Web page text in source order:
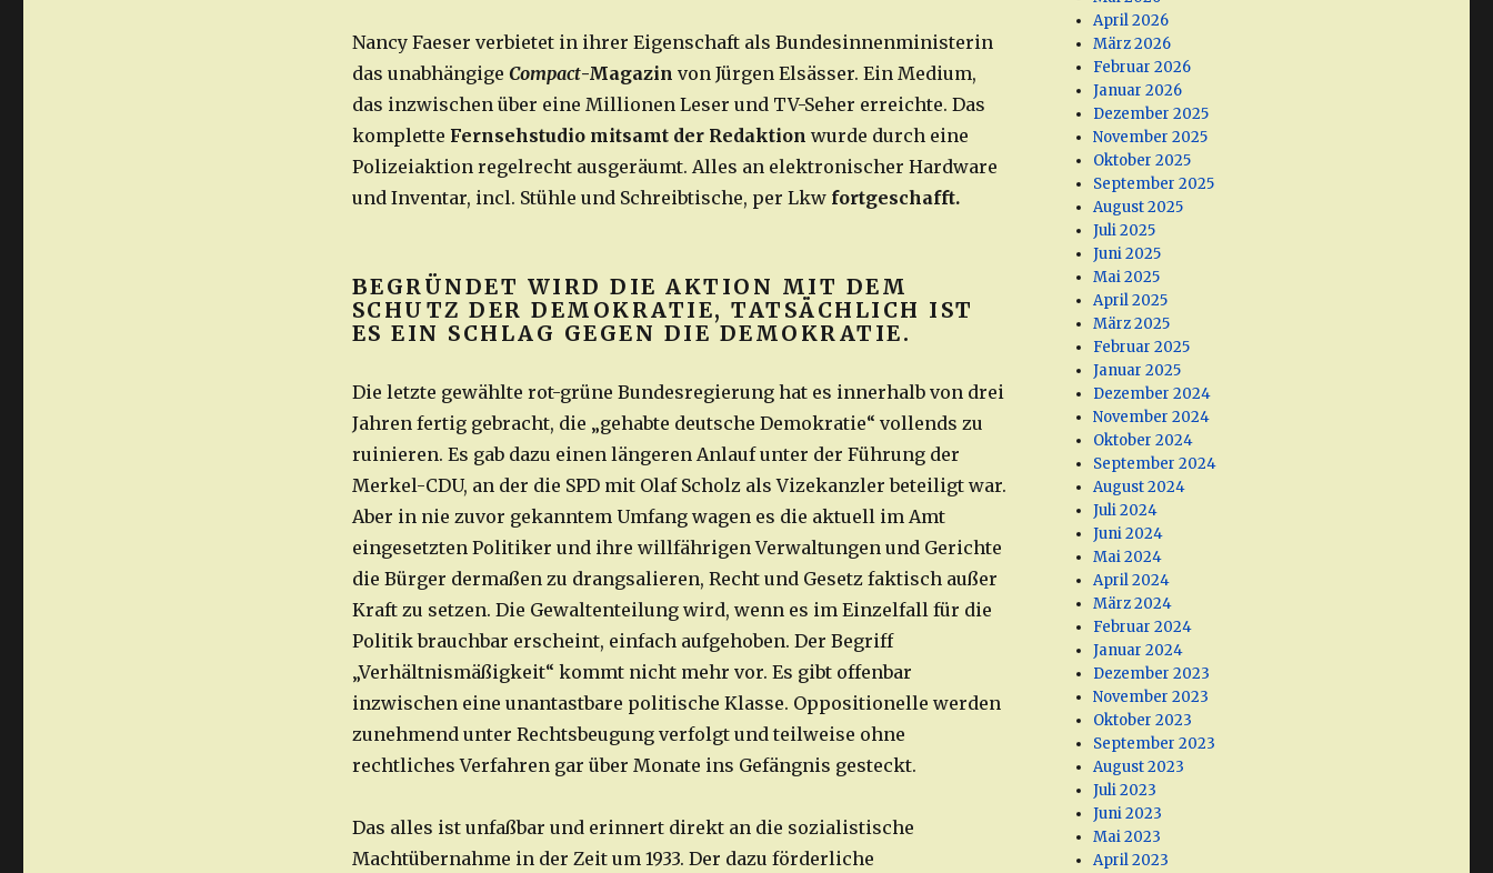
Nancy Faeser verbietet in ihrer Eigenschaft als Bundesinnenministerin
das unabhängige Compact-Magazin von Jürgen Elsässer. Ein Medium,
das inzwischen über eine Millionen Leser und TV-Seher erreichte. Das
komplette Fernsehstudio mitsamt der Redaktion wurde durch eine
Polizeiaktion regelrecht ausgeräumt. Alles an elektronischer Hardware
und Inventar, incl. Stühle und Schreibtische, per Lkw fortgeschafft.
BEGRÜNDET WIRD DIE AKTION MIT DEM
SCHUTZ DER DEMOKRATIE, TATSÄCHLICH IST
ES EIN SCHLAG GEGEN DIE DEMOKRATIE.
Die letzte gewählte rot-grüne Bundesregierung hat es innerhalb von drei
Jahren fertig gebracht, die „gehabte deutsche Demokratie“ vollends zu
ruinieren. Es gab dazu einen längeren Anlauf unter der Führung der
Merkel-CDU, an der die SPD mit Olaf Scholz als Vizekanzler beteiligt war.
Aber in nie zuvor gekanntem Umfang wagen es die aktuell im Amt
eingesetzten Politiker und ihre willfährigen Verwaltungen und Gerichte
die Bürger dermaßen zu drangsalieren, Recht und Gesetz faktisch außer
Kraft zu setzen. Die Gewaltenteilung wird, wenn es im Einzelfall für die
Politik brauchbar erscheint, einfach aufgehoben. Der Begriff
„Verhältnismäßigkeit“ kommt nicht mehr vor. Es gibt offenbar
inzwischen eine unantastbare politische Klasse. Oppositionelle werden
zunehmend unter Rechtsbeugung verfolgt und teilweise ohne
rechtliches Verfahren gar über Monate ins Gefängnis gesteckt.
Das alles ist unfaßbar und erinnert direkt an die sozialistische
Machtübernahme in der Zeit um 1933. Der dazu förderliche
April 2026
März 2026
Februar 2026
Januar 2026
Dezember 2025
November 2025
Oktober 2025
September 2025
August 2025
Juli 2025
Juni 2025
Mai 2025
April 2025
März 2025
Februar 2025
Januar 2025
Dezember 2024
November 2024
Oktober 2024
September 2024
August 2024
Juli 2024
Juni 2024
Mai 2024
April 2024
März 2024
Februar 2024
Januar 2024
Dezember 2023
November 2023
Oktober 2023
September 2023
August 2023
Juli 2023
Juni 2023
Mai 2023
April 2023